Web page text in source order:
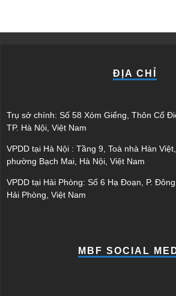
ĐỊA CHỈ
Trụ sở chính: Số 58 Xóm Giếng, Thôn Cổ
TP. Hà Nội, Việt Nam
VPDD tại Hà Nội : Tầng 9, Toà nhà Hàn
phường Bạch Mai, Hà Nội, Việt Nam
VPDD tại Hải Phòng: Số 6 Hạ Đoạn, P.
Hải Phòng, Việt Nam
MBF SOCIAL